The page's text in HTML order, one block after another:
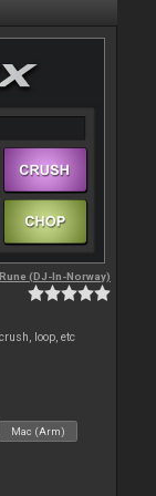
Rune (DJ-In-Norway)
loop, etc
Mac (Arm)